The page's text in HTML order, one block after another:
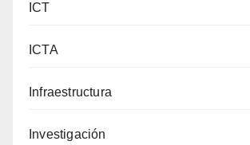
ICT
ICTA
Infraestructura
Investigación